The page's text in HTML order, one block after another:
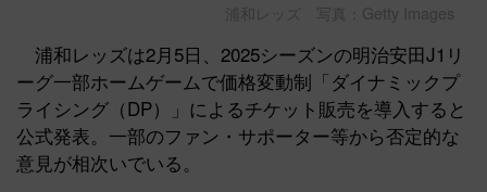
浦和レッズ 写真：Getty Images
浦和レッズは2月5日、2025シーズンの明治安田J1リ
ーグ一部ホームゲームで価格変動制「ダイナミックプ
ライシング（DP）」によるチケット販売を導入すると
公式発表。一部のファン・サポーター等から否定的な
意見が相次いでいる。